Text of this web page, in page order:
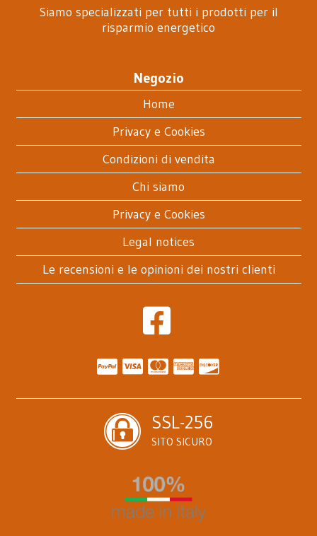
Siamo specializzati per tutti i prodotti per il
risparmio energetico
Negozio
Home
Privacy e Cookies
Condizioni di vendita
Chi siamo
Privacy e Cookies
Legal notices
Le recensioni e le opinioni dei nostri clienti
SSL-256
SITO SICURO